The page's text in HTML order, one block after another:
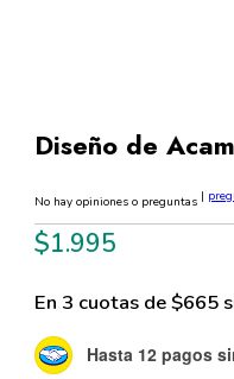
Diseño de
No hay opiniones o preguntas |
$1.995
En 3 cuotas de $665
Hasta 12 pagos